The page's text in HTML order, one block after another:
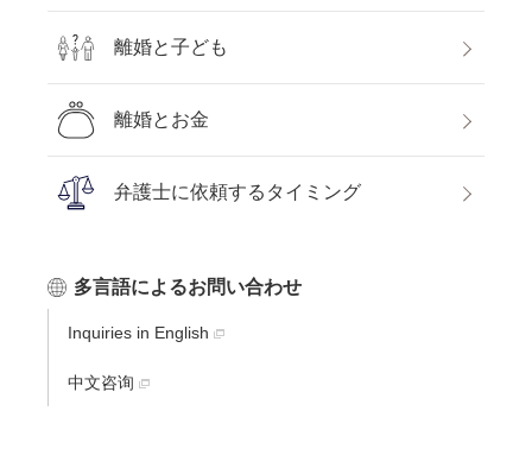
離婚と子ども
離婚とお金
弁護士に依頼するタイミング
多言語によるお問い合わせ
Inquiries in English
中文咨询